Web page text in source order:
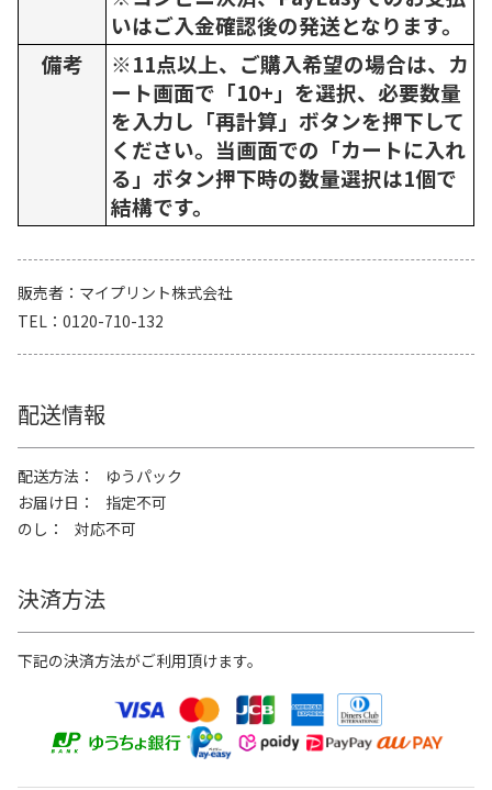
いはご入金確認後の発送となります。
備考
※11点以上、ご購入希望の場合は、カ
ート画面で「10+」を選択、必要数量
を入力し「再計算」ボタンを押下して
ください。当画面での「カートに入れ
る」ボタン押下時の数量選択は1個で
結構です。
販売者
マイプリント株式会社
TEL
0120-710-132
配送情報
配送方法
ゆうパック
お届け日
指定不可
のし
対応不可
決済方法
下記の決済方法がご利用頂けます。